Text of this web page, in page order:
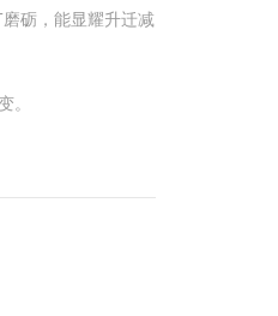
砺，能显耀升迁减
。